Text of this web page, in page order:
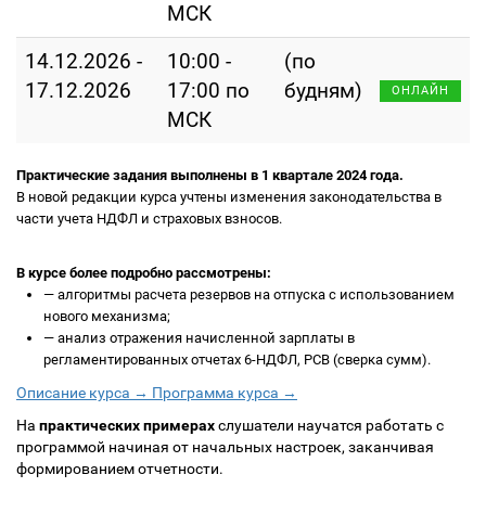
МСК
14.12.2026 -
17.12.2026
10:00 -
17:00 по
МСК
(по
будням)
ОНЛАЙН
Практические задания выполнены в 1 квартале 2024 года.
В новой редакции курса учтены изменения законодательства в
части учета НДФЛ и страховых взносов.
В курсе более подробно рассмотрены:
— алгоритмы расчета резервов на отпуска с использованием
нового механизма;
— анализ отражения начисленной зарплаты в
регламентированных отчетах 6-НДФЛ, РСВ (сверка сумм).
Описание курса → Программа курса →
На практических примерахслушатели научатся работать с
программой начиная от начальных настроек, заканчивая
формированием отчетности.